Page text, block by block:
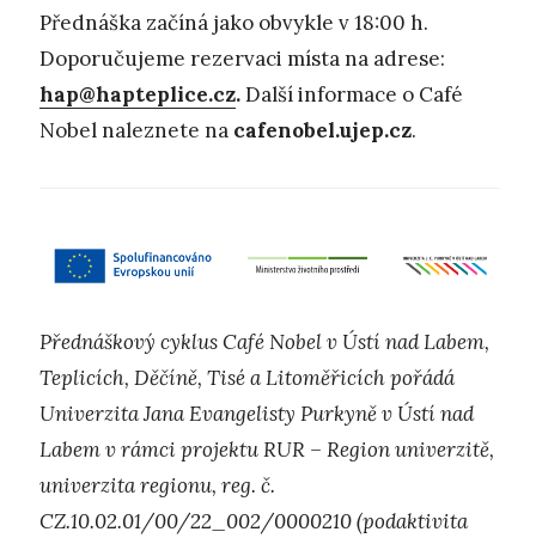
Přednáška začíná jako obvykle v 18:00 h.
Doporučujeme rezervaci místa na adrese:
hap@hapteplice.cz.Další informace o Café
Nobel naleznete na cafenobel.ujep.cz.
Přednáškový cyklus Café Nobel v Ústí nad Labem,
Teplicích, Děčíně, Tisé a Litoměřicích pořádá
Univerzita Jana Evangelisty Purkyně v Ústí nad
Labem v rámci projektu RUR – Region univerzitě,
univerzita regionu, reg. č.
CZ.10.02.01/00/22_002/0000210 (podaktivita